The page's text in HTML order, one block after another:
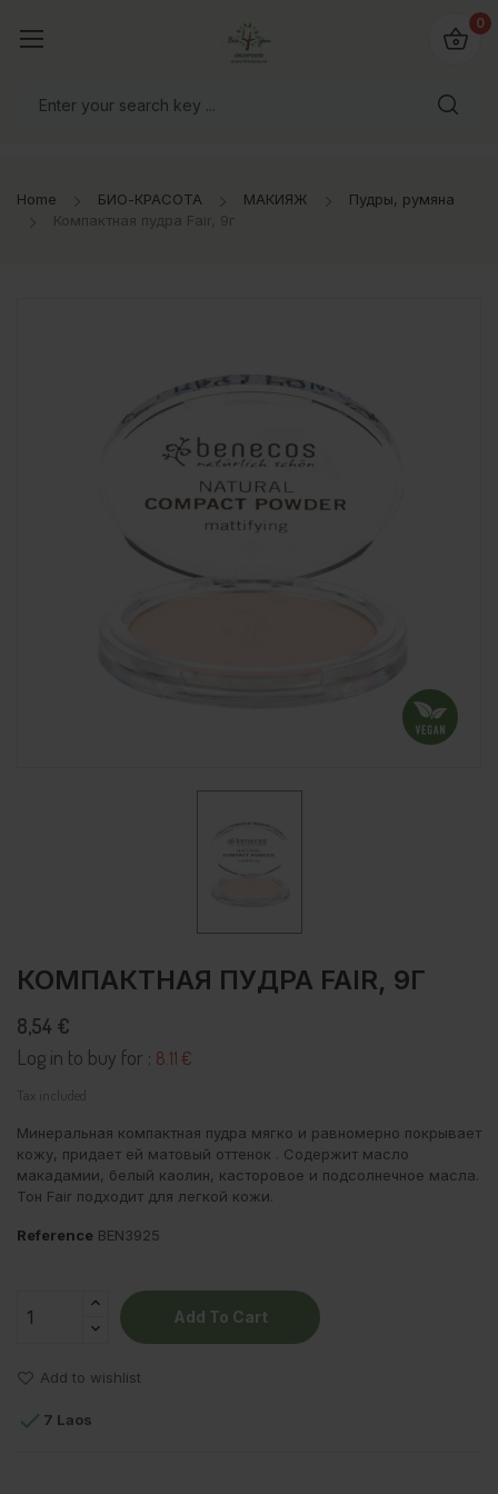
0
Home БИО-КРАСОТА МАКИЯЖ
Пудры, румяна
Компактная пудра Fair, 9г
КОМПАКТНАЯ ПУДРА FAIR, 9Г
8,54 €
Log in to buy for : 8.11 €
Tax included
Минеральная компактная пудра мягко и равномерно покрывает
кожу, придает ей матовый оттенок . Содержит масло
макадамии, белый каолин, касторовое и подсолнечное масла.
Тон Fair подходит для легкой кожи.
Reference BEN3925
Add To Cart
Add to wishlist
 7 Laos